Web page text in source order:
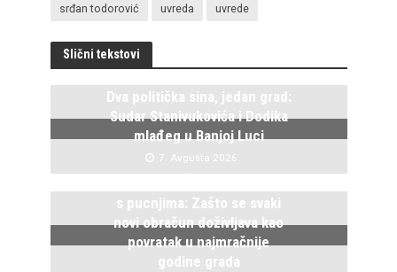
srđan todorović uvreda uvrede
Slični tekstovi
Dva politička sina, jedan grad:
Sudar Stanivukovića i Dodika
mlađeg u Banjoj Luci
7. Avgusta 2026.
s pucnjima: Zašto se svaki
novi obračun doživljava kao
povratak u najmračnije
godine grada